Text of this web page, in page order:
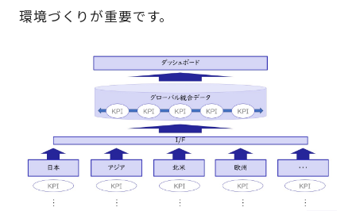
環境づくりが重要です。